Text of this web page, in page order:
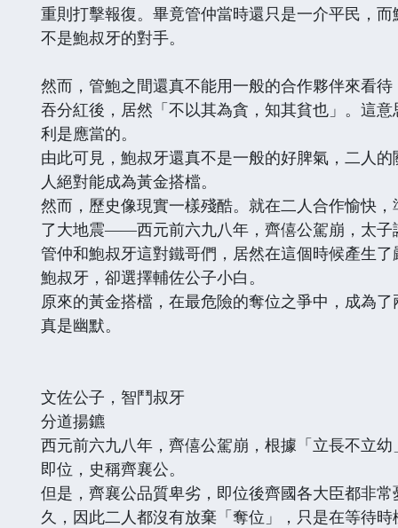
重則打擊報復。畢竟管仲當時還只是一介平民，
不是鮑叔牙的對手。
然而，管鮑之間還真不能用一般的合作夥伴來看
吞分紅後，居然「不以其為貪，知其貧也」。這
利是應當的。
由此可見，鮑叔牙還真不是一般的好脾氣，二人
人絕對能成為黃金搭檔。
然而，歷史像現實一樣殘酷。就在二人合作愉快
了大地震——西元前六九八年，齊僖公駕崩，太子
管仲和鮑叔牙這對鐵哥們，居然在這個時候產生
鮑叔牙，卻選擇輔佐公子小白。
原來的黃金搭檔，在最危險的奪位之爭中，成為
真是幽默。
文佐公子，智鬥叔牙
分道揚鑣
西元前六九八年，齊僖公駕崩，根據「立長不立
即位，史稱齊襄公。
但是，齊襄公品質卑劣，即位後齊國各大臣都非
久，因此二人都沒有放棄「奪位」，只是在等待時